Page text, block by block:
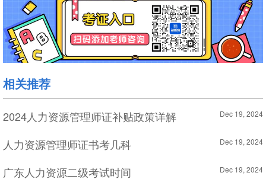
相关推荐
2024人力资源管理师证补贴政策详解 Dec 19, 2024
人力资源管理师证书考几科 Dec 19, 2024
广东人力资源二级考试时间 Dec 19, 2024